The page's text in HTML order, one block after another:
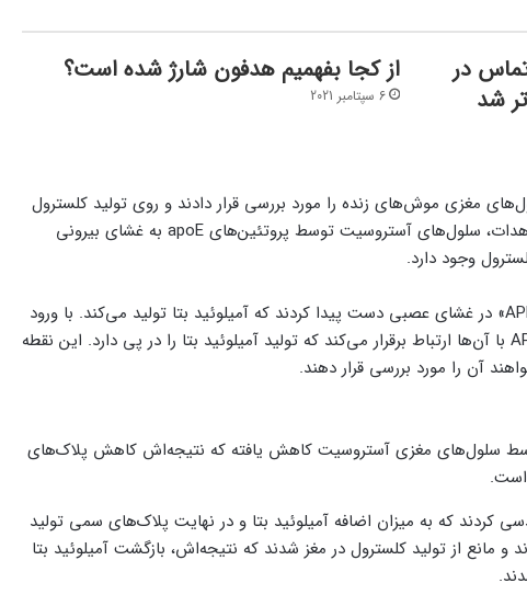
در
شد
از کجا بفهمیم هدفون شارژ شده است؟
6 سپتامبر 2021
مغزی موش‌های زنده را مورد بررسی قرار دادند و روی تولید کلسترول
توسط آستروسیت‌ها تمرکز کردند. طبق مشاهدات، سلول‌های آستروسیت توسط پروتئین‌های apoE به غشای بیرونی
وجود دارد.
پژوهشگران همچنین به پروتئینی به نام «APP» در غشای عصبی دست پیدا کردند که آمیلوئید بتا تولید می‌کند. با ورود
apoE به این ناحیه همراه با آستروسیت، APP با آن‌ها ارتباط برقرار می‌کند که تولید آمیلوئید بتا را در پی دارد. این نقطه
آن را مورد بررسی قرار دهند.
سلول‌های مغزی آستروسیت کاهش یافته که نتیجه‌اش کاهش پلاک‌های
کردند که به میزان اضافه آمیلوئید بتا و در نهایت پلاک‌های سمی تولید
و مانع از تولید کلسترول در مغز شدند که نتیجه‌اش، بازگشت آمیلوئید بتا